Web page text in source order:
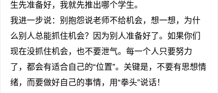
生先准备好，我就先推出哪个学生。
我进一步说：别抱怨说老师不给机会，想一想，为什
么别人总能抓住机会？因为别人准备好了。如果你们
现在没抓住机会，也不要泄气。每一个人只要努力
了，都会有适合自己的“位置”。关键是，不要有思想情
绪，而要做好自己的事情，用“拳头”说话！